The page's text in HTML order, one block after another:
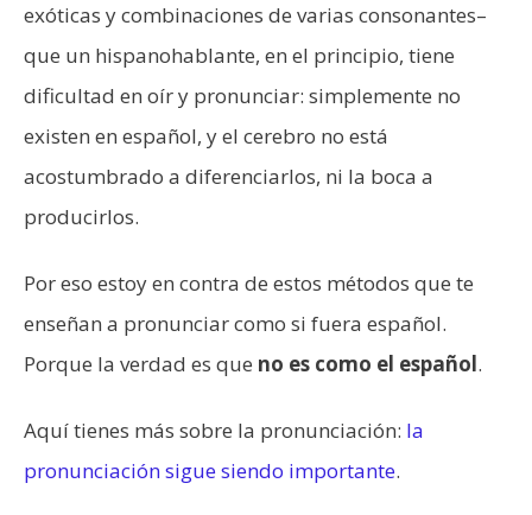
exóticas y combinaciones de varias consonantes–
que un hispanohablante, en el principio, tiene
dificultad en oír y pronunciar: simplemente no
existen en español, y el cerebro no está
acostumbrado a diferenciarlos, ni la boca a
producirlos.
Por eso estoy en contra de estos métodos que te
enseñan a pronunciar como si fuera español.
Porque la verdad es que no es como el español.
Aquí tienes más sobre la pronunciación: la
pronunciación sigue siendo importante.